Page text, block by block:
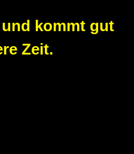
kommt gut
Zeit.